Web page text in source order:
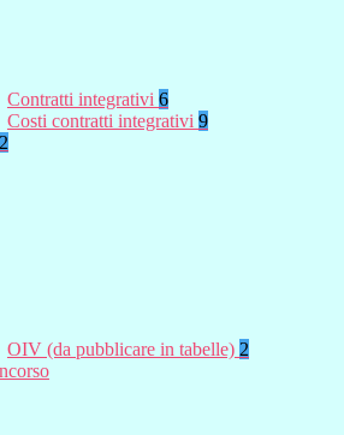
Contratti integrativi 6
Costi contratti integrativi 9
2
OIV (da pubblicare in tabelle) 2